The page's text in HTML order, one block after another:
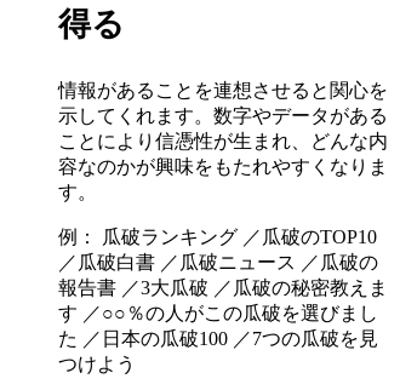
得る
情報があることを連想させると関心を
示してくれます。数字やデータがある
ことにより信憑性が生まれ、どんな内
容なのかが興味をもたれやすくなりま
す。
例： 瓜破ランキング ／瓜破のTOP10
／瓜破白書 ／瓜破ニュース ／瓜破の
報告書 ／3大瓜破 ／瓜破の秘密教えま
す ／○○％の人がこの瓜破を選びまし
た ／日本の瓜破100 ／7つの瓜破を見
つけよう